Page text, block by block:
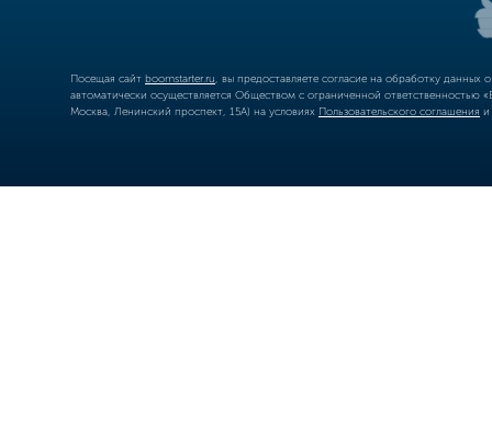
Посещая сайт boomstarter.ru , вы предоставляете согласие на обработку
автоматически осуществляется Обществом с ограниченной
Москва, Ленинский проспект, 15А) на условиях Пользовательского соглашения и